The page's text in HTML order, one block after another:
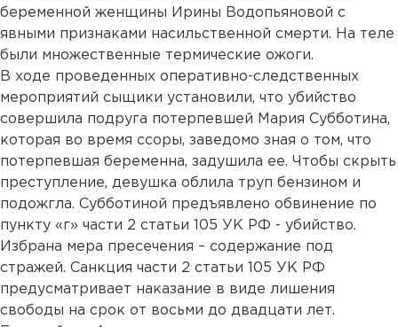
беременной женщины Ирины Водопьяновой с
явными признаками насильственной смерти. На теле
были множественные термические ожоги.
В ходе проведенных оперативно-следственных
мероприятий сыщики установили, что убийство
совершила подруга потерпевшей Мария Субботина,
которая во время ссоры, заведомо зная о том, что
потерпевшая беременна, задушила ее. Чтобы скрыть
преступление, девушка облила труп бензином и
подожгла. Субботиной предъявлено обвинение по
пункту «г» части 2 статьи 105 УК РФ - убийство.
Избрана мера пресечения – содержание под
стражей. Санкция части 2 статьи 105 УК РФ
предусматривает наказание в виде лишения
свободы на срок от восьми до двадцати лет.